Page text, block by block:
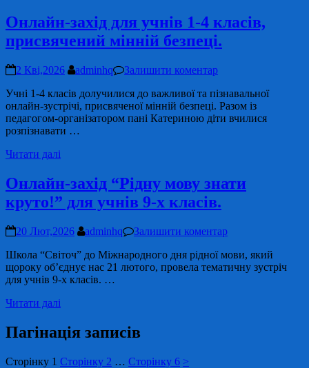
Онлайн-захід для учнів 1-4 класів,
присвячений мінній безпеці.
2 Кві,2026 adminhq
Залишити коментар
Учні 1-4 класів долучилися до важливої та пізнавальної
онлайн-зустрічі, присвяченої мінній безпеці. Разом із
педагогом-організатором пані Катериною діти вчилися
розпізнавати …
Читати далі
Онлайн-захід “Рідну мову знати
круто!” для учнів 9-х класів.
20 Лют,2026 adminhq
Залишити коментар
Школа “Світоч” до Міжнародного дня рідної мови, який
щороку об’єднує нас 21 лютого, провела тематичну зустріч
для учнів 9-х класів. …
Читати далі
Пагінація записів
Сторінку 1 Сторінку 2 … Сторінку 6 >